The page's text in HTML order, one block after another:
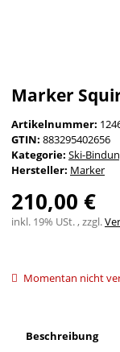
Marker
Artikelnummer:
GTIN: 883295402656
Kategorie: Ski-
Hersteller: Marker
210,00 €
inkl. 19% USt. , zzgl.
Momentan nicht
Beschreibung